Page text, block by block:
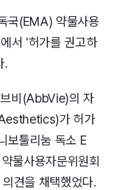
국(EMA) 약물사용
서 '허가를 권고하
.
비(AbbVie)의 자
가 허가
보툴리눔 독소 E
물사용자문위원회
견을 채택했었다.